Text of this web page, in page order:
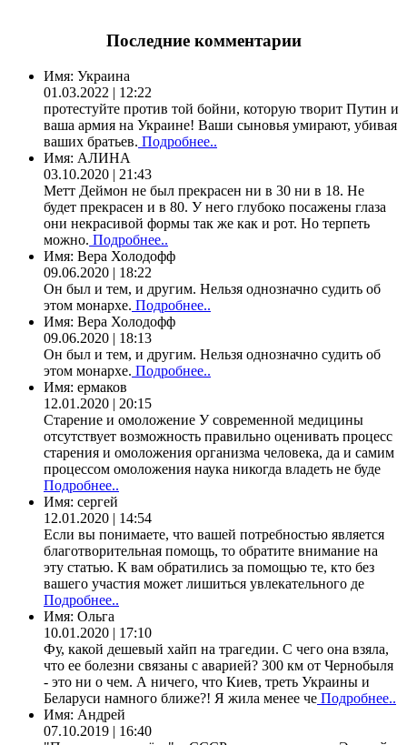
Последние комментарии
Имя: Украина
01.03.2022 | 12:22
протестуйте против той бойни, которую творит Путин и
ваша армия на Украине! Ваши сыновья умирают, убивая
ваших братьев. Подробнее..
Имя: АЛИНА
03.10.2020 | 21:43
Метт Деймон не был прекрасен ни в 30 ни в 18. Не
будет прекрасен и в 80. У него глубоко посажены глаза
они некрасивой формы так же как и рот. Но терпеть
можно. Подробнее..
Имя: Вера Холодофф
09.06.2020 | 18:22
Он был и тем, и другим. Нельзя однозначно судить об
этом монархе. Подробнее..
Имя: Вера Холодофф
09.06.2020 | 18:13
Он был и тем, и другим. Нельзя однозначно судить об
этом монархе. Подробнее..
Имя: ермаков
12.01.2020 | 20:15
Старение и омоложение У современной медицины
отсутствует возможность правильно оценивать процесс
старения и омоложения организма человека, да и самим
процессом омоложения наука никогда владеть не буде
Подробнее..
Имя: сергей
12.01.2020 | 14:54
Если вы понимаете, что вашей потребностью является
благотворительная помощь, то обратите внимание на
эту статью. К вам обратились за помощью те, кто без
вашего участия может лишиться увлекательного де
Подробнее..
Имя: Ольга
10.01.2020 | 17:10
Фу, какой дешевый хайп на трагедии. С чего она взяла,
что ее болезни связаны с аварией? 300 км от Чернобыля
- это ни о чем. А ничего, что Киев, треть Украины и
Беларуси намного ближе?! Я жила менее че Подробнее..
Имя: Андрей
07.10.2019 | 16:40